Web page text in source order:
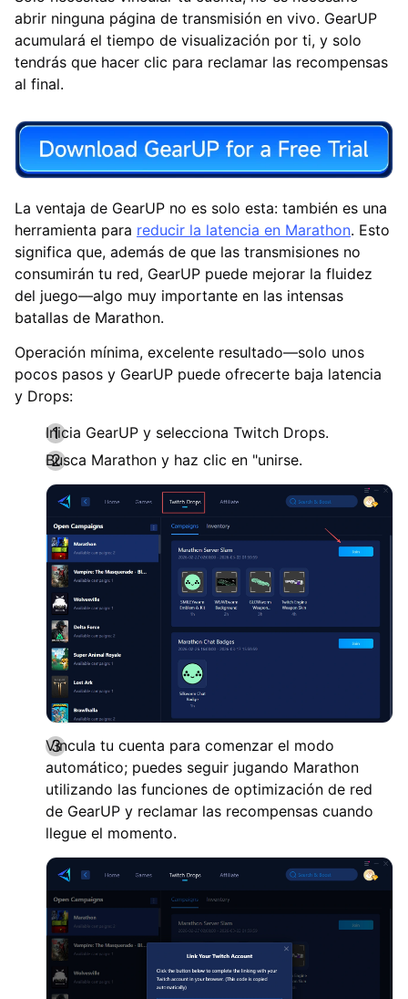
abrir ninguna página de transmisión en vivo. GearUP
acumulará el tiempo de visualización por ti, y solo
tendrás que hacer clic para reclamar las recompensas
al final.
La ventaja de GearUP no es solo esta: también es una
herramienta para reducir la latencia en Marathon. Esto
significa que, además de que las transmisiones no
consumirán tu red, GearUP puede mejorar la fluidez
del juego—algo muy importante en las intensas
batallas de Marathon.
Operación mínima, excelente resultado—solo unos
pocos pasos y GearUP puede ofrecerte baja latencia
y Drops:
Inicia GearUP y selecciona Twitch Drops.
Busca Marathon y haz clic en "unirse.
Vincula tu cuenta para comenzar el modo
automático; puedes seguir jugando Marathon
utilizando las funciones de optimización de red
de GearUP y reclamar las recompensas cuando
llegue el momento.